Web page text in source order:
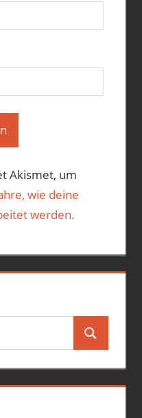
Akismet, um
wie deine
werden.
Suchen